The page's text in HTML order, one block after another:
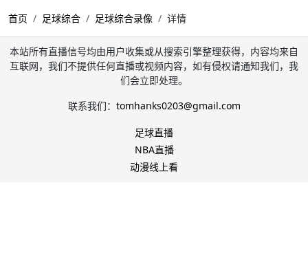
首页
足球综合 足球综合录像 详情
本站所有直播信号均由用户收集或从搜索引擎整理获得，内容均来自
互联网，我们不提供任何直播或视频内容，如有侵权请通知我们，我
们会立即处理。
联系我们： tomhanks0203@gmail.com
足球直播
NBA直播
动漫线上看